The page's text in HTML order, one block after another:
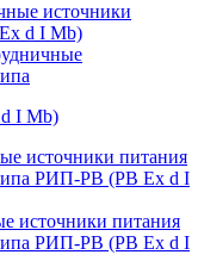
источники
d I Mb)
I Mb)
источники питания
РИП-РВ (РВ Ex d I
источники питания
РИП-РВ (РВ Ex d I